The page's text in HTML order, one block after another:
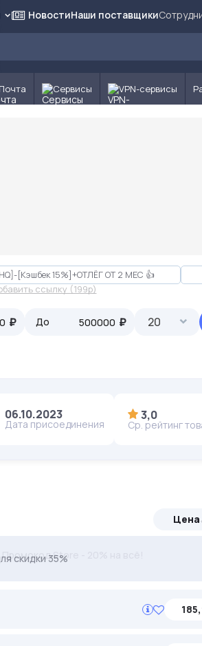
НовостиНаши поставщики
Почта Сервисы VPN-сервисы
[Кэшбек 15%]+ОТЛЁГ ОТ 2 МЕС 👍
ссылку (199p)
₽ До ₽ 20
06.10.2023
Дата присоединения
3,0
Ср. рейтинг
Цена
Store - 20% на всё!
скидки 35%